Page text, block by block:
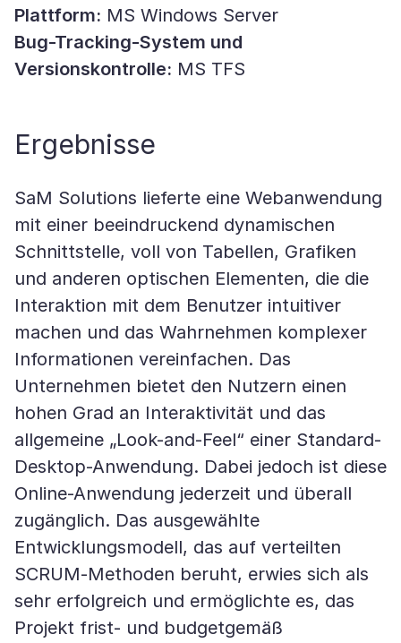
Plattform: MS Windows Server
Bug-Tracking-System und
Versionskontrolle: MS TFS
Ergebnisse
SaM Solutions lieferte eine Webanwendung
mit einer beeindruckend dynamischen
Schnittstelle, voll von Tabellen, Grafiken
und anderen optischen Elementen, die die
Interaktion mit dem Benutzer intuitiver
machen und das Wahrnehmen komplexer
Informationen vereinfachen. Das
Unternehmen bietet den Nutzern einen
hohen Grad an Interaktivität und das
allgemeine „Look-and-Feel“ einer Standard-
Desktop-Anwendung. Dabei jedoch ist diese
Online-Anwendung jederzeit und überall
zugänglich. Das ausgewählte
Entwicklungsmodell, das auf verteilten
SCRUM-Methoden beruht, erwies sich als
sehr erfolgreich und ermöglichte es, das
Projekt frist- und budgetgemäß